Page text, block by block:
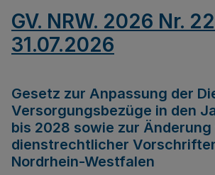
GV. NRW. 2026 Nr.
31.07.2026
Gesetz zur Anpassung der
Versorgungsbezüge in den
bis 2028 sowie zur
dienstrechtlicher
Nordrhein-Westfalen